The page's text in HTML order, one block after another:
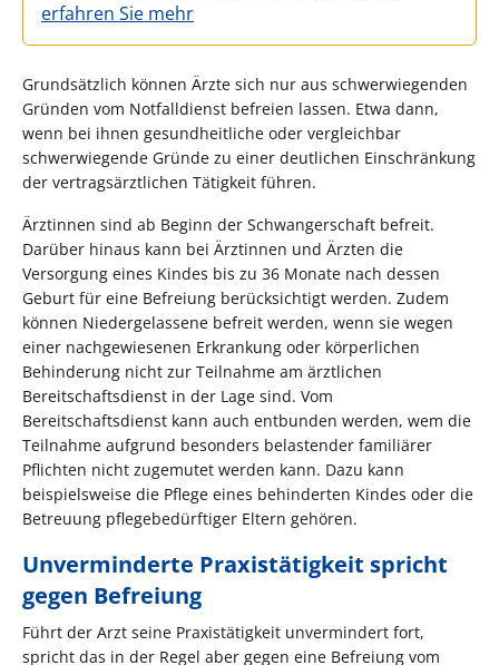
erfahren Sie mehr
Grundsätzlich können Ärzte sich nur aus schwerwiegenden
Gründen vom Notfalldienst befreien lassen. Etwa dann,
wenn bei ihnen gesundheitliche oder vergleichbar
schwerwiegende Gründe zu einer deutlichen Einschränkung
der vertragsärztlichen Tätigkeit führen.
Ärztinnen sind ab Beginn der Schwangerschaft befreit.
Darüber hinaus kann bei Ärztinnen und Ärzten die
Versorgung eines Kindes bis zu 36 Monate nach dessen
Geburt für eine Befreiung berücksichtigt werden. Zudem
können Niedergelassene befreit werden, wenn sie wegen
einer nachgewiesenen Erkrankung oder körperlichen
Behinderung nicht zur Teilnahme am ärztlichen
Bereitschaftsdienst in der Lage sind. Vom
Bereitschaftsdienst kann auch entbunden werden, wem die
Teilnahme aufgrund besonders belastender familiärer
Pflichten nicht zugemutet werden kann. Dazu kann
beispielsweise die Pflege eines behinderten Kindes oder die
Betreuung pflegebedürftiger Eltern gehören.
Unverminderte Praxistätigkeit spricht
gegen Befreiung
Führt der Arzt seine Praxistätigkeit unvermindert fort,
spricht das in der Regel aber gegen eine Befreiung vom